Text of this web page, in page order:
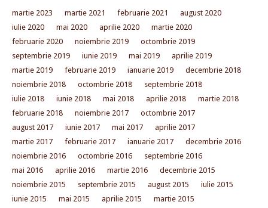
martie 2023 martie 2021 februarie 2021
august 2020
iulie 2020
mai 2020 aprilie 2020
martie 2020
februarie 2020
noiembrie 2019
octombrie 2019
septembrie 2019
iunie 2019 mai 2019
aprilie 2019
martie 2019
februarie 2019 ianuarie 2019
decembrie 2018
noiembrie 2018
octombrie 2018
septembrie 2018
iulie 2018
iunie 2018 mai 2018 aprilie 2018
martie 2018
februarie 2018
noiembrie 2017
octombrie 2017
august 2017
iunie 2017 mai 2017
aprilie 2017
martie 2017
februarie 2017 ianuarie 2017
decembrie 2016
noiembrie 2016
octombrie 2016
septembrie 2016
mai 2016
aprilie 2016 martie 2016
decembrie 2015
noiembrie 2015
septembrie 2015 august 2015
iulie 2015
iunie 2015
mai 2015 aprilie 2015
martie 2015